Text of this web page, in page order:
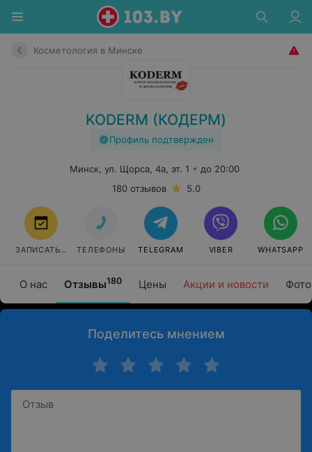
Косметология в Минске
KODERM (КОДЕРМ)
Профиль подтвержден
О нас Отзывы180 Цены Акции и новости
Минск, ул. Щорса, 4а, эт. 1
до 20:00
180 отзывов
5.0
ЗАПИСАТЬСЯ ТЕЛЕФОНЫ TELEGRAM VIBER WHATSAPP
Поделитесь мнением